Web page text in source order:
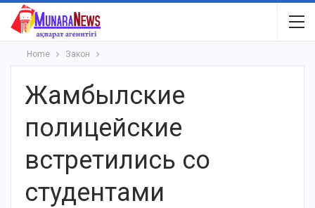
Home Закон
Жамбылские
полицейские
встретились со
студентами